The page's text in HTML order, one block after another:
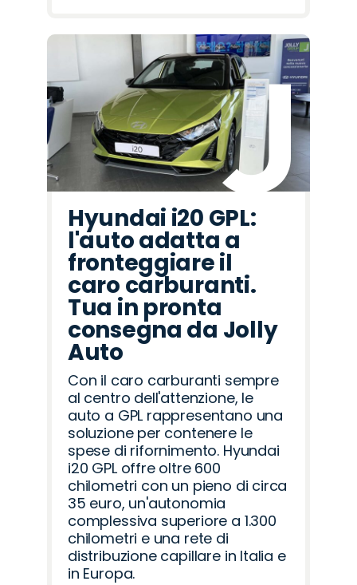
Hyundai i20 GPL:
l'auto adatta a
fronteggiare il
caro carburanti.
Tua in pronta
consegna da Jolly
Auto
Con il caro carburanti sempre
al centro dell'attenzione, le
auto a GPL rappresentano una
soluzione per contenere le
spese di rifornimento. Hyundai
i20 GPL offre oltre 600
chilometri con un pieno di circa
35 euro, un'autonomia
complessiva superiore a 1.300
chilometri e una rete di
distribuzione capillare in Italia e
in Europa.